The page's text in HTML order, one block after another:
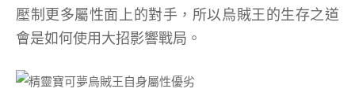
壓制更多屬性面上的對手，所以烏賊王的生存之道
會是如何使用大招影響戰局。